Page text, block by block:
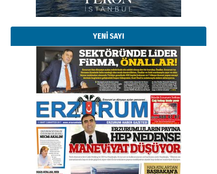
YENİ SAYI
Esat BİNDESEN
Başkan Sekmen’den Erzurum’a
bir vizyon proje daha!
02 Ağustos 2026 Pazar